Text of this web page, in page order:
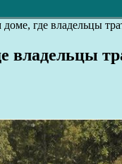
где владельцы
владельцы